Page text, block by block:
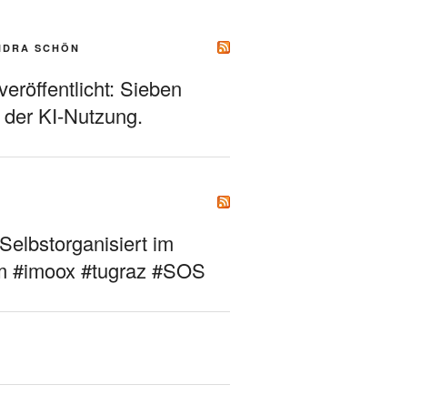
SCHÖN
Sieben
KI-Nutzung.
im
#imoox #tugraz #SOS